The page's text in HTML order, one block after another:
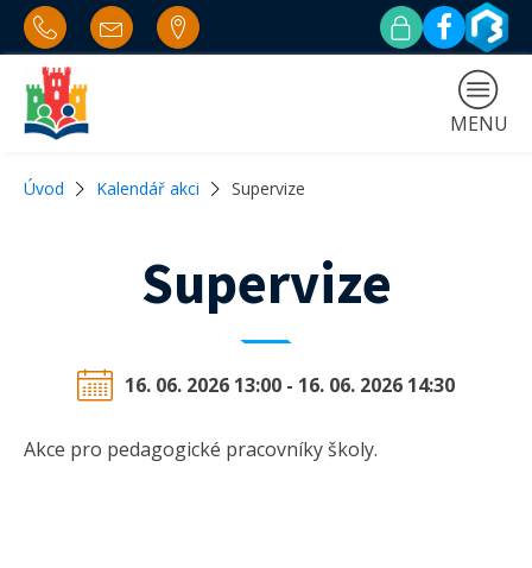
MENU
Úvod Kalendář akci Supervize
Supervize
16. 06. 2026 13:00 - 16. 06. 2026 14:30
Akce pro pedagogické pracovníky školy.